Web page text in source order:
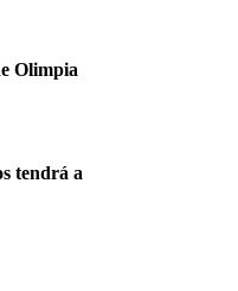
Olimpia
tendrá a